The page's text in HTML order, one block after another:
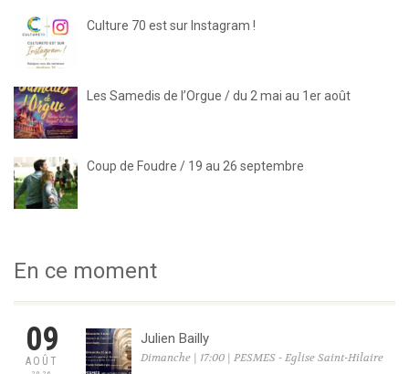
Culture 70 est sur Instagram !
Les Samedis de l’Orgue / du 2 mai au 1er août
Coup de Foudre / 19 au 26 septembre
En ce moment
09
AOÛT
Julien Bailly
Dimanche | 17:00 | PESMES - Eglise Saint-Hilaire